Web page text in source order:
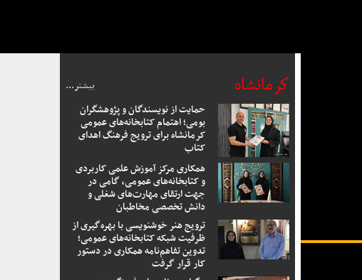
كرمانشاه
بیشتر...
حمایت از نویسندگان و پژوهشگران
بومی؛ اهتمام کتابخانه‌های عمومی
کرمانشاه برای ترویج فرهنگ اهدای
کتاب
همکاری مرکز آموزش علمی کاربردی
و کتابخانه‌های عمومی، گامی در
جهت ارتقای مهارت‌های شغلی و
دانش تخصصی مخاطبان
ترویج هنر خوشنویسی با بهره‌گیری از
ظرفیت شبکه کتابخانه‌های عمومی؛
تدوین تفاهم‌نامه همکاری در دستور
کار قرار گرفت